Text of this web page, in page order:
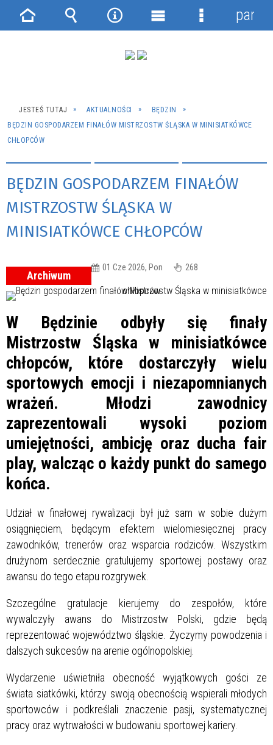
JESTEŚ TUTAJ AKTUALNOŚCI
BĘDZIN
BĘDZIN GOSPODARZEM FINAŁÓW MISTRZOSTW ŚLĄSKA W MINISIATKÓWCE
CHŁOPCÓW
BĘDZIN GOSPODARZEM FINAŁÓW
MISTRZOSTW ŚLĄSKA W
MINISIATKÓWCE CHŁOPCÓW
Archiwum
01 Cze 2026, Pon 268
W Będzinie odbyły się finały
Mistrzostw Śląska w minisiatkówce
chłopców, które dostarczyły wielu
sportowych emocji i niezapomnianych
wrażeń. Młodzi zawodnicy
zaprezentowali wysoki poziom
umiejętności, ambicję oraz ducha fair
play, walcząc o każdy punkt do samego
końca.
Udział w finałowej rywalizacji był już sam w sobie dużym
osiągnięciem, będącym efektem wielomiesięcznej pracy
zawodników, trenerów oraz wsparcia rodziców. Wszystkim
drużynom serdecznie gratulujemy sportowej postawy oraz
awansu do tego etapu rozgrywek.
Szczególne gratulacje kierujemy do zespołów, które
wywalczyły awans do Mistrzostw Polski, gdzie będą
reprezentować województwo śląskie. Życzymy powodzenia i
dalszych sukcesów na arenie ogólnopolskiej.
Wydarzenie uświetniła obecność wyjątkowych gości ze
świata siatkówki, którzy swoją obecnością wspierali młodych
sportowców i podkreślali znaczenie pasji, systematycznej
pracy oraz wytrwałości w budowaniu sportowej kariery.
Strona Wyszukiwarka
NarzędziaMenu
Menu
panel